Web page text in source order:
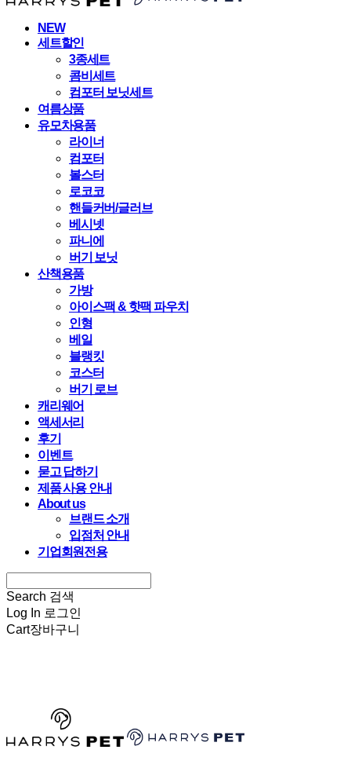
NEW
세트할인
3종세트
콤비세트
컴포터 보닛세트
여름상품
유모차용품
라이너
컴포터
볼스터
로코코
핸들커버/글러브
베시넷
파니에
버기 보닛
산책용품
가방
아이스팩 & 핫팩 파우치
인형
베일
블랭킷
코스터
버기 로브
캐리웨어
액세서리
후기
이벤트
묻고 답하기
제품 사용 안내
About us
브랜드 소개
입점처 안내
기업회원전용
Search 검색
Log In 로그인
Cart장바구니